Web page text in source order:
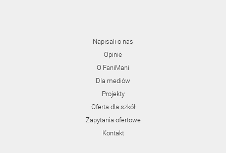
Napisali o nas
Opinie
O FaniMani
Dla mediów
Projekty
Oferta dla szkół
Zapytania ofertowe
Kontakt